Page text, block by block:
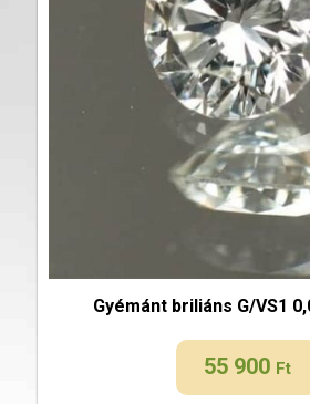
Gyémánt briliáns G/VS1
55 900 Ft